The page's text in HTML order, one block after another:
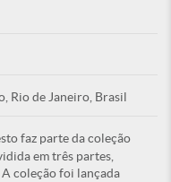
Rio de Janeiro, Brasil
faz parte da coleção
em três partes,
coleção foi lançada